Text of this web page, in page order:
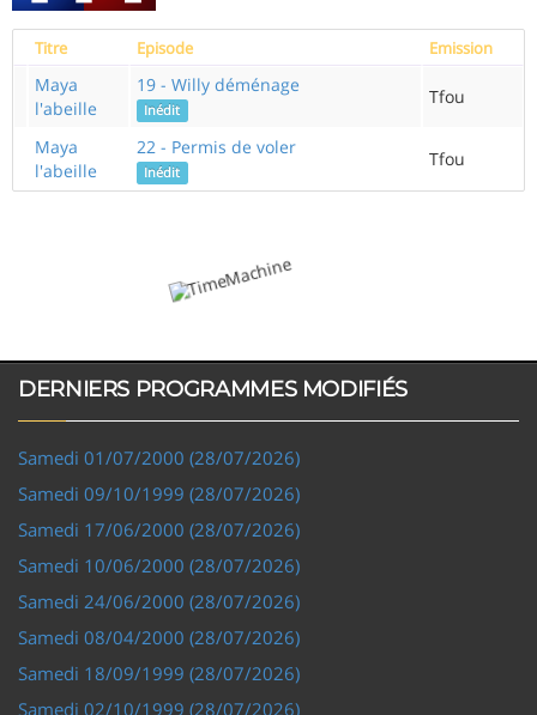
Titre Episode Emission
Maya
l'abeille
19 - Willy déménage
Inédit
Tfou
Maya
l'abeille
22 - Permis de voler
Inédit
Tfou
DERNIERS PROGRAMMES MODIFIÉS
Samedi 01/07/2000 (28/07/2026)
Samedi 09/10/1999 (28/07/2026)
Samedi 17/06/2000 (28/07/2026)
Samedi 10/06/2000 (28/07/2026)
Samedi 24/06/2000 (28/07/2026)
Samedi 08/04/2000 (28/07/2026)
Samedi 18/09/1999 (28/07/2026)
Samedi 02/10/1999 (28/07/2026)